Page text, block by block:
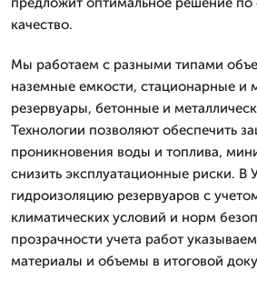
качество.
Мы работаем с разными типами
наземные емкости, стационарные и
резервуары, бетонные и
Технологии позволяют обеспечить
проникновения воды и топлива,
снизить эксплуатационные риски. В
гидроизоляцию резервуаров с
климатических условий и норм
прозрачности учета работ
материалы и объемы в итоговой